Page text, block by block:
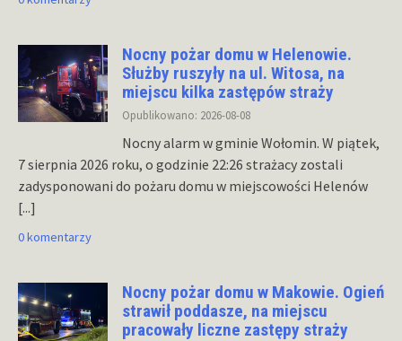
Nocny pożar domu w Helenowie.
Służby ruszyły na ul. Witosa, na
miejscu kilka zastępów straży
Opublikowano: 2026-08-08
Nocny alarm w gminie Wołomin. W piątek,
7 sierpnia 2026 roku, o godzinie 22:26 strażacy zostali
zadysponowani do pożaru domu w miejscowości Helenów
[...]
0 komentarzy
Nocny pożar domu w Makowie. Ogień
strawił poddasze, na miejscu
pracowały liczne zastępy straży